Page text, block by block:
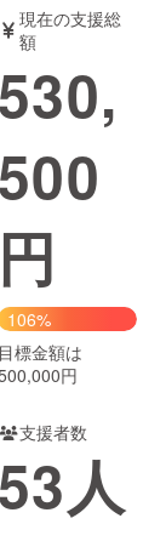
音楽
ゲーム・サ
Creation
ュニティ
現在の支援総
額
530,
500
円
106%
目標金額は
円
支援者数
53人